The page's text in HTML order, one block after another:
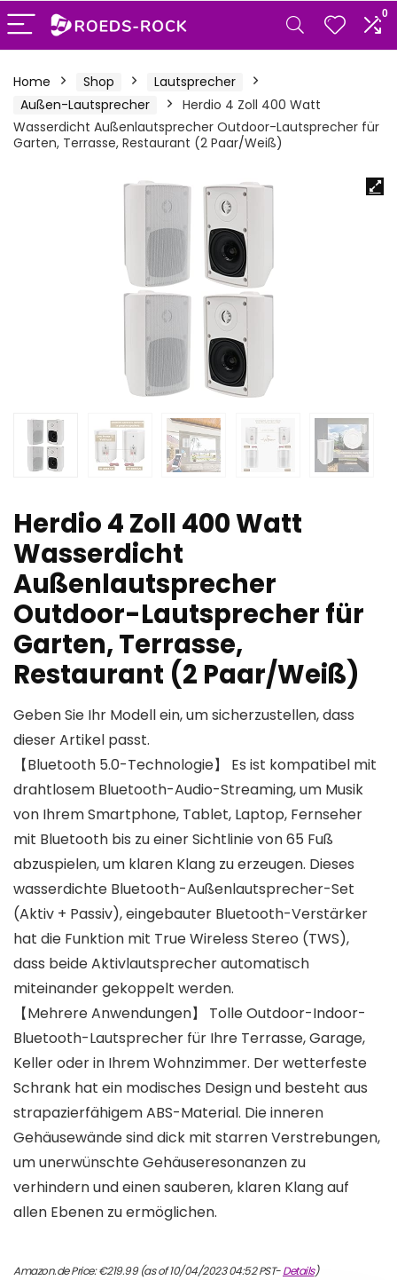
0
Home Shop
Lautsprecher
Außen-Lautsprecher
Herdio 4 Zoll 400 Watt
Wasserdicht Außenlautsprecher Outdoor-Lautsprecher für
Garten, Terrasse, Restaurant (2 Paar/Weiß)
Herdio 4 Zoll 400 Watt
Wasserdicht
Außenlautsprecher
Outdoor-Lautsprecher für
Garten, Terrasse,
Restaurant (2 Paar/Weiß)
Geben Sie Ihr Modell ein, um sicherzustellen, dass
dieser Artikel passt.
【Bluetooth 5.0-Technologie】 Es ist kompatibel mit
drahtlosem Bluetooth-Audio-Streaming, um Musik
von Ihrem Smartphone, Tablet, Laptop, Fernseher
mit Bluetooth bis zu einer Sichtlinie von 65 Fuß
abzuspielen, um klaren Klang zu erzeugen. Dieses
wasserdichte Bluetooth-Außenlautsprecher-Set
(Aktiv + Passiv), eingebauter Bluetooth-Verstärker
hat die Funktion mit True Wireless Stereo (TWS),
dass beide Aktivlautsprecher automatisch
miteinander gekoppelt werden.
【Mehrere Anwendungen】 Tolle Outdoor-Indoor-
Bluetooth-Lautsprecher für Ihre Terrasse, Garage,
Keller oder in Ihrem Wohnzimmer. Der wetterfeste
Schrank hat ein modisches Design und besteht aus
strapazierfähigem ABS-Material. Die inneren
Gehäusewände sind dick mit starren Verstrebungen,
um unerwünschte Gehäuseresonanzen zu
verhindern und einen sauberen, klaren Klang auf
allen Ebenen zu ermöglichen.
Amazon.de Price:€219.99(as of 10/04/2023 04:52 PST-Details)